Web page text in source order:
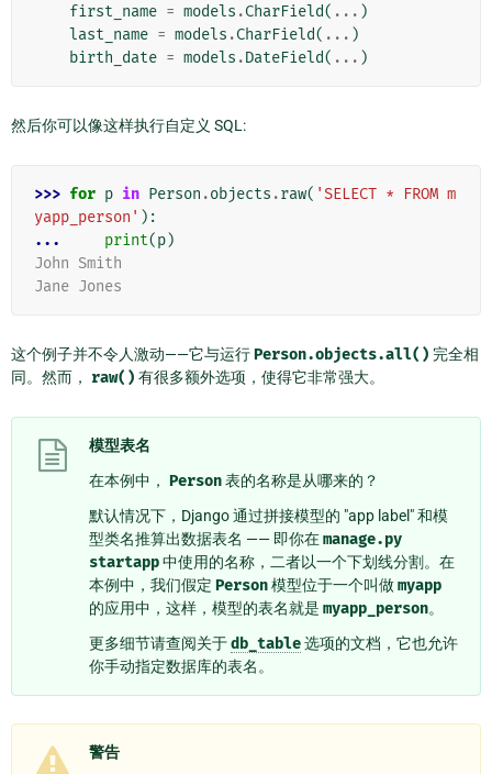
first_name = models .CharField( ... )
last_name = models .CharField( ... )
birth_date = models .DateField( ... )
然后你可以像这样执行自定义 SQL:
>>> for p in Person .objects .raw( 'SELECT * FROM m
yapp_person' ):
...
print(p)
John Smith
Jane Jones
这个例子并不令人激动——它与运行Person.objects.all() 完全相
同。然而， raw() 有很多额外选项，使得它非常强大。
模型表名
在本例中， Person表的名称是从哪来的？
默认情况下，Django 通过拼接模型的 "app label" 和模
型类名推算出数据表名 —— 即你在manage.py
startapp中使用的名称，二者以一个下划线分割。在
本例中，我们假定 Person模型位于一个叫做myapp
的应用中，这样，模型的表名就是 myapp_person。
更多细节请查阅关于db_table选项的文档，它也允许
你手动指定数据库的表名。
警告